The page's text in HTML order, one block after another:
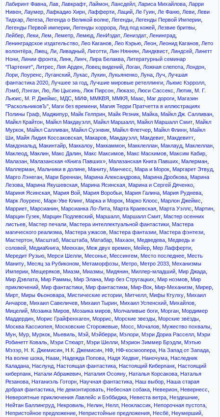
Лабиринт Фавна, Лав, Лавкрафт, Лаймон, Лансдейл, Лариса Михайлова, Ларри
Нивен, Лаумер, Лафкадио Хирн, Лафферти, Лаций, Ле Гуин, Ле Фаню, Леви, Леви
Тидхар, Легеза, Легенда о Великой волне, Легенды, Легенды Первой Империи,
Легенды Первой империи, Легенды хоррора, Лед под кожей, Лезвие бритвы,
Лейбер, Леки, Лем, Леметр, Лемюд, ЛенИздат, Лениздат, Ленинград,
Ленинградское издательство, Лео Каганов, Лео Кэрью, Леон, Леонид Каганов, Лето
волонтёра, Лжец, Ли, Ливадный, Лиготти, Лин Няннян, Линдквист, Линдсей, Линетт
Нони, Линии фронта, Линк, Линч, Лира Белаква, Литературный семинар
"Партенит", Литрес, Лия Арден, Ловец видений, Логан, Ложная слепота, Лондон,
Лори, Лоуренс, Луганский, Лукас, Лукин, Лукьяненко, Луна, Луч, Лучшая
фантастика 2020, Лучшее за год, Лучшие мировые ретеллинги, Льюис Кэрролл,
Лэмб, Лэнган, Лю, Лю Цысинь, Люк Пирсон, Люказо, Люси Сассекс, Лютик, М. Г.
Льюис, М. Р. Джеймс, МДС, МИФ, ММКВЯ, ММКЯ, Маас, Маг дороги, Магазин
"РаскольниковЪ", Маги без времени, Магия Терри Пратчетта в иллюстрациях
Полины Граф, Маджипур, Майк Гелприн, Майк Резник, Майка, Майкл Дж. Салливан,
Майкл Крайтон, Майкл Макдауэлл, Майкл Маршалл, Майкл Маршалл Смит, Майкл
Муркок, Майкл Салливан, Майкл Суэнвик, Майкл Флетчер, Майкл Флинн, Майкл
Ши, Майя Лидия Коссаковская, Макаров, Макдауэлл, Макдевит, Макдевитт,
Макдональд, Макинтайр, Маккалоу, Маккаммон, Макклеллан, Маклауд, Маклеллан,
Маклеод, Маклин, Макс Далин, Макс Максимов, Макс Маскимов, Максим Кабир,
Малазан, Малазанская «Книга Павших», Малазанская Книга Павших, Малерман,
Маллерман, Мальчики в долине, Маниту, Манчесс, Мара и Морок, Маргарет Этвуд,
Марго Лэнеган, Мари Бреннан, Марина Александрова, Марина Дробкова, Марина
Лезова, Марина Якушевская, Марина Ясинская, Марина и Сергей Дяченко,
Мариня Ясинская, Мария Вой, Мария Воробьи, Мария Галина, Мария Руднева,
Марк Лоуренс, Марк-Уве Клинг, Марка и Морок, Марко Клоос, Марлон Джеймс,
Марриет, Марсианин, Марсианка Ло-Лита, Марта Краевская, Марта Уэллс, Мартин,
Марцин Гузек, Марцин Подлевский, Маршалл, Маршалл Смит, Мастер осенних
листьев, Мастер печали, Мастера интеллектуальной фантастики, Мастера
магического реализма, Мастера ужасов, Мастера фантазии, Мастера фэнтези,
Мастертон, Масштаб, Масштабa, Матабар, Махаон, Медведева, Медведь и
соловей, МедиаКнига, Меекхан, Меж двух времен, Мейер, Мер Лафферти,
Мередит Рузью, Мерси Шелли, Месонье, Мессингем, Место последнее, Месть
Маниту, Месяц за Рубиконом, Метаморфозы, Метро, Метро 2033, Механизмы
Империи, Мещеряков, Миазм, Миазмы, Мидянин, Миллер-младший, Мир Джада,
Мир Дэвлата, Мир Раммы, Мир Элана, Мир без Стругацких, Мир ноэмов, Мир
приключений, Мир фантастики, Мир фантастикм, Мир-Вок, Мир-Механизм, Мирер,
Мирт, Миры Фьоновара, Мистические истории, Митчелл, Мифы Ктулху, Михаил
Анчаров, Михаил Савеличев, Михаил Тырин, Михаил Успенский, Михайлов,
Мицелий, Мозаика Миров, Мозаика миров, Молчаливые боги, Морган, Мордимер
Маддердин, Морис Грайфенхаген, Моррис, Морские звезды, Морские звёзды,
Москва Кассиопея, Московские Сторожевые, Мосс, Мочалов, Мужество похвалы,
Мун, Мур, Муркок, Мьевиль, Мэй, Мэйберри, Мэлори, Мэри Дориа Расселл, Мэри
Робинетт Коваль, Мэри Стюарт, Мэри Шелли, Мэрион Зиммер Брэдли, Мэтью
Мэзэр, Н. К. Джемисин, Н.К. Джемисин, НФ, НФ-космоопера, На Запад от Запада,
На волне шока, Наам, Надежда Попова, Надя Хедвиг, Наночума, Наследник
Каладана, Наслунд, Настоящая фантастика, Настоящий Киберпанк, Настоящий
киберпанк, Натали Абражевич, Наталия Осояну, Наталья Корсакова, Наталья
Резанова, Натаниэль Готорн, Научная фантастика, Наш выбор, Наша старая
добрая фантастика, Не демонтировать, Небесная собака, Неверион, Невернесс,
Невероятные приключения Лавлейс и Бэббиджа, Невеста ветра, Нездешние,
Нейтан Баллингруд, Некровиль, Нелин, Нелл, Неоклассик, Непорочная пустота,
Непристойное предложение, Непристойные предложения, Несбё, Неумерший,